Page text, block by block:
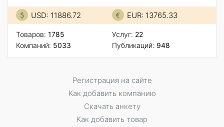
USD: 11886.72 EUR: 13765.33
Товаров: 1785
Компаний: 5033
Услуг: 22
Публикаций: 948
Регистрация на сайте
Как добавить компанию
Скачать анкету
Как добавить товар